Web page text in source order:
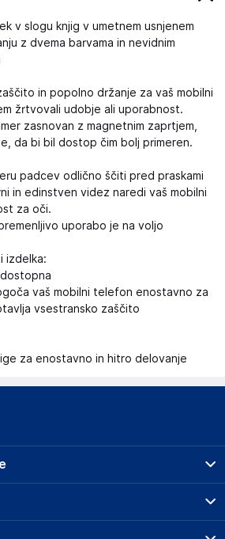
v slogu knjig v umetnem usnjenem
z dvema barvama in nevidnim
in popolno držanje za vaš mobilni
žrtvovali udobje ali uporabnost.
zasnovan z magnetnim zaprtjem,
da bi bil dostop čim bolj primeren.
padcev odlično ščiti pred praskami
in edinstven videz naredi vaš mobilni
za oči.
uporabo je na voljo
izdelka:
vaš mobilni telefon enostavno za
vsestransko zaščito
za enostavno in hitro delovanje